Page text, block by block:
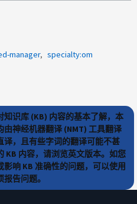
manager
specialty:om
知识库 (KB) 内容的基本了解，本
由神经机器翻译 (NMT) 工具翻译
译，且有些字词的翻译可能不甚
KB 内容，请浏览英文版本。如您
响 KB 准确性的问题，可以使用
告问题。